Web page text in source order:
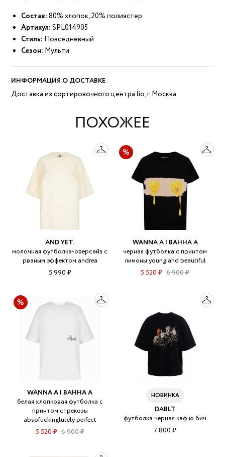
Состав: 80% хлопок, 20% полиэстер
Артикул: SPL014905
Стиль: Повседневный
Сезон: Мульти
ИНФОРМАЦИЯ О ДОСТАВКЕ
Доставка из сортировочного центра lio, г. Москва
ПОХОЖЕЕ
AND YET.
молочная футболка-оверсайз с
рваным эффектом andrea
5 990 ₽
WANNA A | ВАННА А
черная футболка c принтом
лимоны young and beautiful
5 520 ₽ 6 900 ₽
WANNA A | ВАННА А
белая хлопковая футболка с
принтом стрекозы
absofuckinglutely perfect
5 520 ₽ 6 900 ₽
НОВИНКА
DABLT
футболка черная каф ю бич
7 800 ₽